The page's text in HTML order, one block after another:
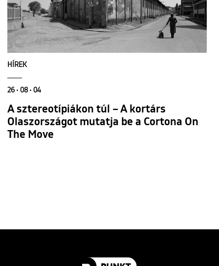
HÍREK
26 • 08 • 04
A sztereotípiákon túl – A kortárs
Olaszországot mutatja be a Cortona On
The Move